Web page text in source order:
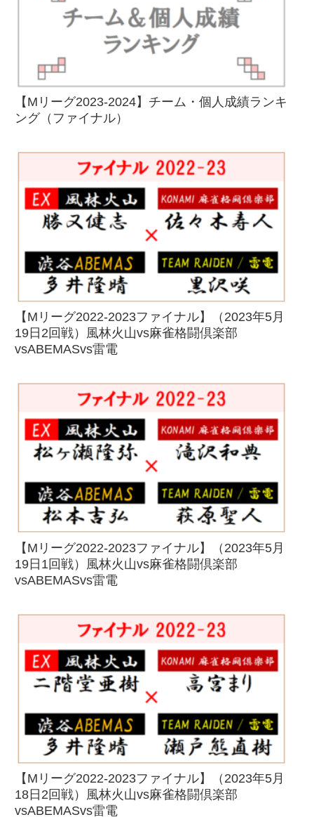
【Mリーグ2023-2024】チーム・個人成績ランキ
ング（ファイナル）
【Mリーグ2022-2023ファイナル】（2023年5月
19日2回戦）風林火山vs麻雀格闘倶楽部
vsABEMASvs雷電
【Mリーグ2022-2023ファイナル】（2023年5月
19日1回戦）風林火山vs麻雀格闘倶楽部
vsABEMASvs雷電
【Mリーグ2022-2023ファイナル】（2023年5月
18日2回戦）風林火山vs麻雀格闘倶楽部
vsABEMASvs雷電